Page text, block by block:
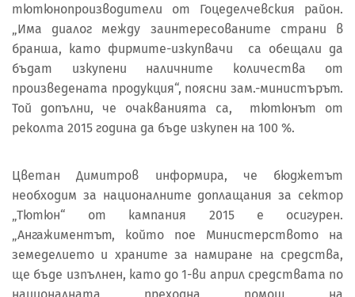
тютюнопроизводители от Гоцеделчевския район.
„Има диалог между заинтересованите страни в
бранша, като фирмите-изкупвачи са обещали да
бъдат изкупени наличните количества от
произведената продукция“, поясни зам.-министърът.
Той допълни, че очакванията са, тютюнът от
реколта 2015 година да бъде изкупен на 100 %.
Цветан Димитров информира, че бюджетът
необходим за националните доплащания за сектор
„Тютюн“ от кампания 2015 е осигурен.
„Ангажиментът, който пое Министерството на
земеделието и храните за намиране на средства,
ще бъде изпълнен, като до 1-ви април средствата по